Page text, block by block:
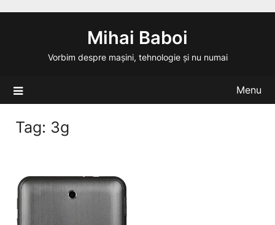
Mihai Baboi
Vorbim despre mașini, tehnologie și nu numai
Menu
Tag: 3g